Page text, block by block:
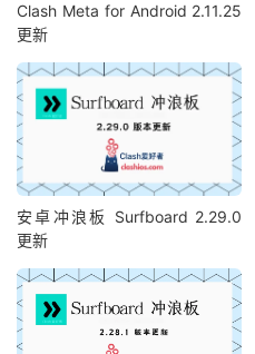
Clash Meta for Android 2.11.25
更新
安卓冲浪板 Surfboard 2.29.0
更新